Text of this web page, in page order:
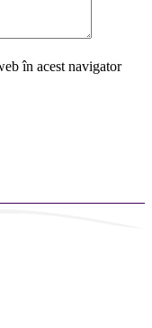
în acest navigator